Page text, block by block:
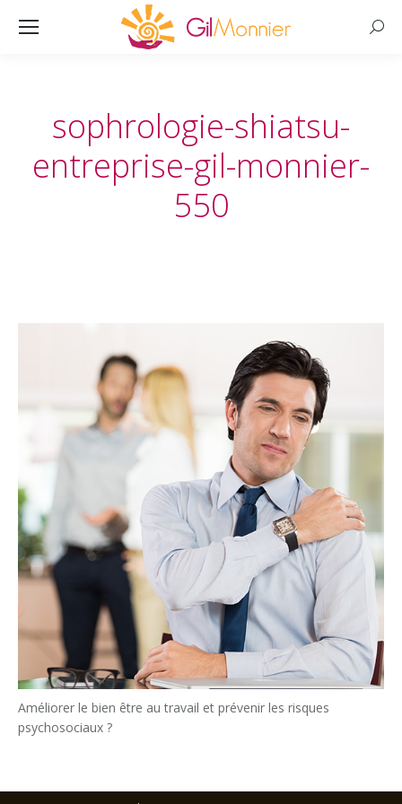
sophrologie-shiatsu-
entreprise-gil-monnier-
550
Améliorer le bien être au travail et prévenir les risques
psychosociaux ?